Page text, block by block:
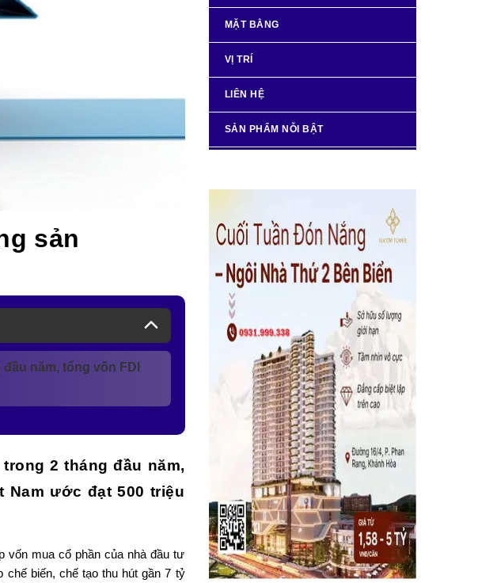
sản
năm, tổng vốn FDI
2 tháng đầu năm,
Nam ước đạt 500 triệu
vốn mua cổ phần của nhà đầu tư
chế biến, chế tạo thu hút gần 7 tỷ
MẶT BẰNG
VỊ TRÍ
LIÊN HỆ
SẢN PHẨM NỖI BẬT